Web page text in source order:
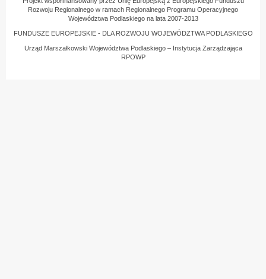
Rozwoju Regionalnego w ramach Regionalnego Programu Operacyjnego
Województwa Podlaskiego na lata 2007-2013
FUNDUSZE EUROPEJSKIE - DLA ROZWOJU WOJEWÓDZTWA PODLASKIEGO
Urząd Marszałkowski Województwa Podlaskiego – Instytucja Zarządzająca
RPOWP